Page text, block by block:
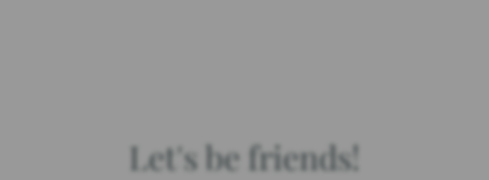
Let's be friends!